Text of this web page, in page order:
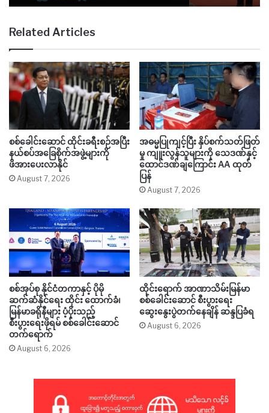
Related Articles
စစ်ခေါင်းဆောင် ထိုင်းခရီးစဉ်အပြီး
နယ်စပ်အခြေစိုက်အဖွဲ့များကို
ဖိအားပေးလာနိုင်
August 7, 2026
အဓမ္မပြုကျင့်ပြီး နှိပ်စက်သတ်ဖြတ်
မှု ကျူးလွန်သူများကို သေဒဏ်နှင့်
ထောင်ဒဏ်ချကြောင်း AA ထုတ်
ပြန်
August 7, 2026
စစ်အုပ်စု နိုင်ငံတကာနှင့် ပိုမို
ဆက်ဆံနိုင်ရေး ထိုင်း ထောက်ခံ၊
မြန်မာခရိုနီများ ပံ့ပိုးသည့်
စီးပွားရေးဖိုရမ် စစ်ခေါင်းဆောင်
တက်ရောက်
August 6, 2026
ထိုင်းရောက် အာဏာသိမ်းမြန်မာ
စစ်ခေါင်းဆောင် စီးပွားရေး
ဆွေးနွေးပွဲတက်နေချိန် ဆန္ဒပြခံရ
August 6, 2026